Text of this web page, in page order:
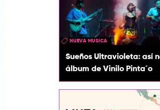
NUEVA MUSICA
Sueños Ultravioleta: así
álbum de Vinilo Pinta´o